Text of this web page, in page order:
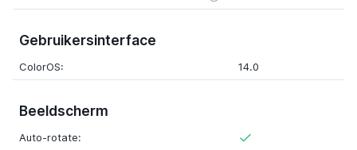
Gebruikersinterface
ColorOS: 14.0
Beeldscherm
Auto-rotate: